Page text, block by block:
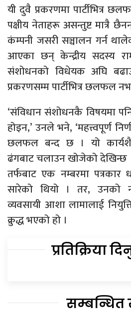
यी दुवै प्रकरणमा पार्टीभित्र
पक्षीय नेताहरू असन्तुष्ट मात्रै
कंम्पनी जसरी सञ्चालन गर्न
आएका छन् केन्द्रीय सदस्य
संशोधनको विधेयक अघि
प्रकरणसम्म पार्टीभित्र छलफल
‘संविधान संशोधनकै विषयमा
होइन,’ उनले भने, ‘महत्त्वपूर्ण
छलफल बन्द छ । यो
ढंगबाट चलाउन खोजेको
तर्फबाट एक नम्बरमा पत्रकार
सारेको थियो । तर, उनको
व्यवसायी आशा लामालाई
क्रुद्ध भएको हो ।
प्रतिक्रिया
सम्बन्धित